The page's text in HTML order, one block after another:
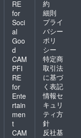
RE
for
Soci
al
Goo
d
CAM
PFI
RE
for
Ente
rtain
men
t
CAM
約
細則
プライ
バシー
ポリ
シー
特定商
取引法
に基づ
く表記
情報セ
キュリ
ティ方
針
反社基